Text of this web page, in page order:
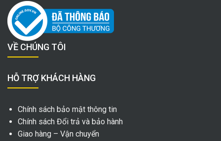
VỀ CHÚNG TÔI
HỖ TRỢ KHÁCH HÀNG
Chính sách bảo mật thông tin
Chính sách Đổi trả và bảo hành
Giao hàng – Vận chuyển